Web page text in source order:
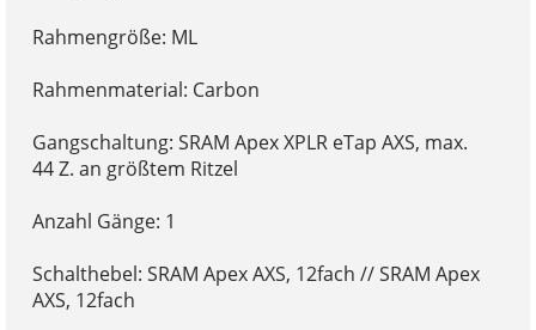
Rahmengröße: ML
Rahmenmaterial: Carbon
Gangschaltung: SRAM Apex XPLR eTap AXS, max.
44 Z. an größtem Ritzel
Anzahl Gänge: 1
Schalthebel: SRAM Apex AXS, 12fach // SRAM Apex
AXS, 12fach